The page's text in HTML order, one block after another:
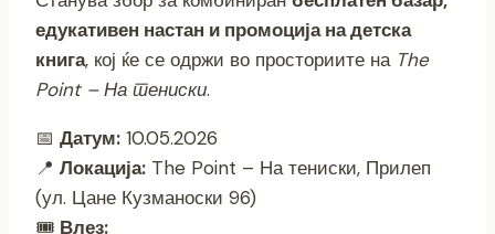
едукативен настан и промоција на детска
книга, кој ќе се одржи во просториите на The
Point – На тениски.
📅 Датум: 10.05.2026
📍 Локација: The Point – На тениски, Прилеп
(ул. Цане Кузманоски 96)
🎟️ Влез: